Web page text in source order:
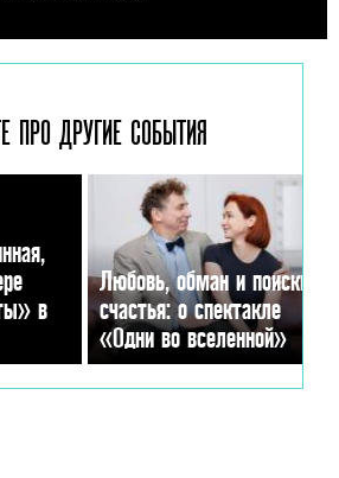
ПРО ДРУГИЕ СОБЫТИЯ
в
Любовь, обман и поиски
счастья: о спектакле
«Одни во вселенной»